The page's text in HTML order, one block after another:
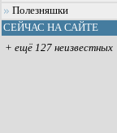
Полезняшки
СЕЙЧАС НА САЙТЕ
+ ещё 127 неизвестных